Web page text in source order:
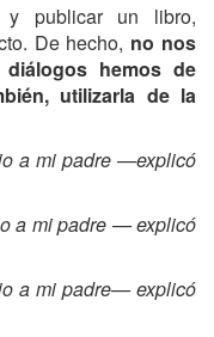
y publicar un libro,
De hecho, no nos
hemos de
utilizarla de la
a mi padre —explicó
a mi padre — explicó
a mi padre— explicó